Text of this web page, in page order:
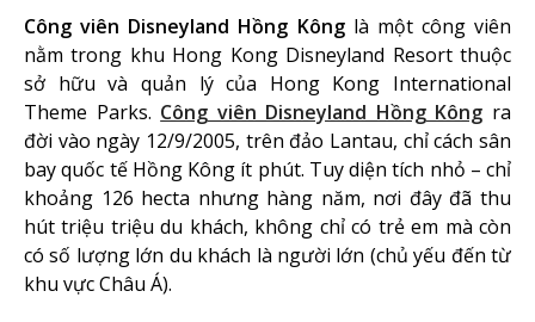
Công viên Disneyland Hồng Kônglà một công viên
nằm trong khu Hong Kong Disneyland Resort thuộc
sở hữu và quản lý của Hong Kong International
Theme Parks. Công viên Disneyland Hồng Kông ra
đời vào ngày 12/9/2005, trên đảo Lantau, chỉ cách sân
bay quốc tế Hồng Kông ít phút. Tuy diện tích nhỏ – chỉ
khoảng 126 hecta nhưng hàng năm, nơi đây đã thu
hút triệu triệu du khách, không chỉ có trẻ em mà còn
có số lượng lớn du khách là người lớn (chủ yếu đến từ
khu vực Châu Á).